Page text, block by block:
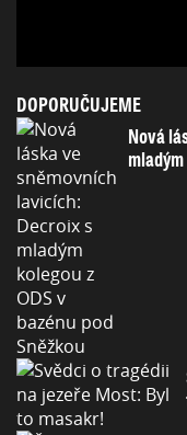
DOPORUČUJEME
Nová